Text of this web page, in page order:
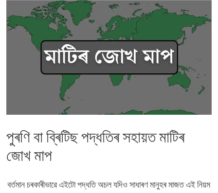
পুৰণি বা ব্ৰিটিছ পদ্ধতিৰ সহায়ত মাটিৰ
জোখ মাপ
বৰ্তমান চৰকাৰীভাৱে এইটো পদ্ধতি অচল যদিও সাধাৰণ মানুহৰ মাজত এই নিয়ম